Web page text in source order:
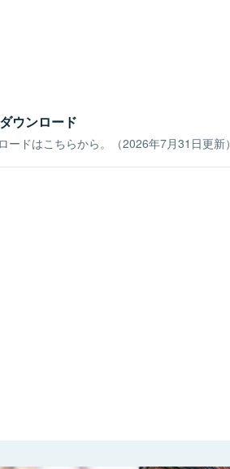
ウンロード
ードはこちらから。（2026年7月31日更新）